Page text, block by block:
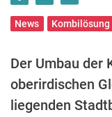
News Kombilösung
Der Umbau der
oberirdischen
liegenden